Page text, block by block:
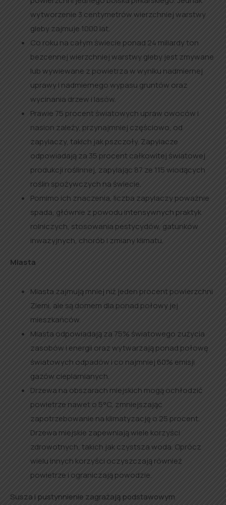
wytworzenie 3 centymetrów wierzchniej warstwy
gleby zajmuje 1000 lat.
Co roku na całym świecie ponad 24 miliardy ton
bezcennej wierzchniej warstwy gleby jest zmywane
lub wywiewane z powietrza w wyniku nadmiernej
uprawy i nadmiernego wypasu gruntów oraz
wycinania drzew i lasów.
Prawie 75 procent światowych upraw owoców i
nasion zależy, przynajmniej częściowo, od
zapylaczy, takich jak pszczoły. Zapylacze
odpowiadają za 35 procent całkowitej światowej
produkcji roślinnej, zapylając 87 ze 115 wiodących
roślin spożywczych na świecie.
Pomimo ich znaczenia, liczba zapylaczy poważnie
spada, głównie z powodu intensywnych praktyk
rolniczych, stosowania pestycydów, gatunków
inwazyjnych, chorób i zmiany klimatu.
Miasta
Miasta zajmują mniej niż jeden procent powierzchni
Ziemi, ale są domem dla ponad połowy jej
mieszkańców.
Miasta odpowiadają za 75% światowego zużycia
zasobów i energii oraz wytwarzają ponad połowę
światowych odpadów i co najmniej 60% emisji
gazów cieplarnianych.
Drzewa na obszarach miejskich mogą ochłodzić
powietrze nawet o 5°C, zmniejszając
zapotrzebowanie na klimatyzację o 25 procent.
Drzewa miejskie zapewniają wiele korzyści
zdrowotnych, takich jak czystsza woda. Oprócz
wielu innych korzyści oczyszczają również
powietrze i ograniczają powodzie.
Susza i pustynnienie zagrażają podstawowym